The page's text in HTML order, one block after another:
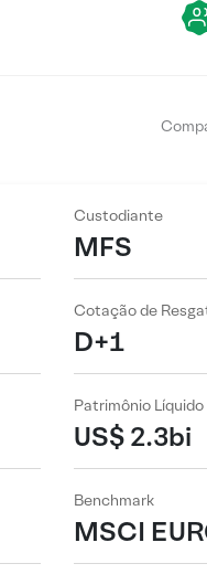
Custodiante
MFS
Cotação de
D+1
Patrimônio Líquido
US$ 2.3bi
Benchmark
MSCI